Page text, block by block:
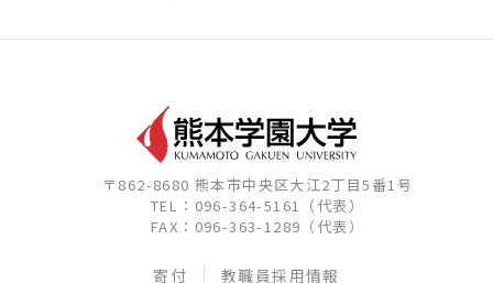
〒862-8680 熊本市中央区大江2丁目5番1号
TEL：096-364-5161（代表）
FAX：096-363-1289（代表）
寄付
教職員採用情報